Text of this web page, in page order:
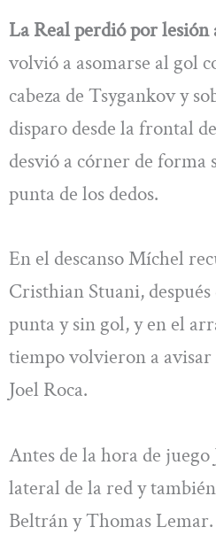
La Real perdió por lesión
volvió a asomarse al gol
cabeza de Tsygankov y
disparo desde la frontal
desvió a córner de forma
punta de los dedos.
En el descanso Míchel
Cristhian Stuani,
punta y sin gol, y en el
tiempo volvieron a
Joel Roca.
Antes de la hora de juego
lateral de la red y
Beltrán y Thomas Lemar.